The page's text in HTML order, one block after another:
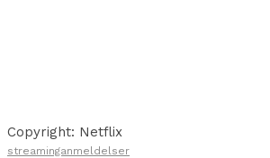
Copyright: Netflix
streaminganmeldelser